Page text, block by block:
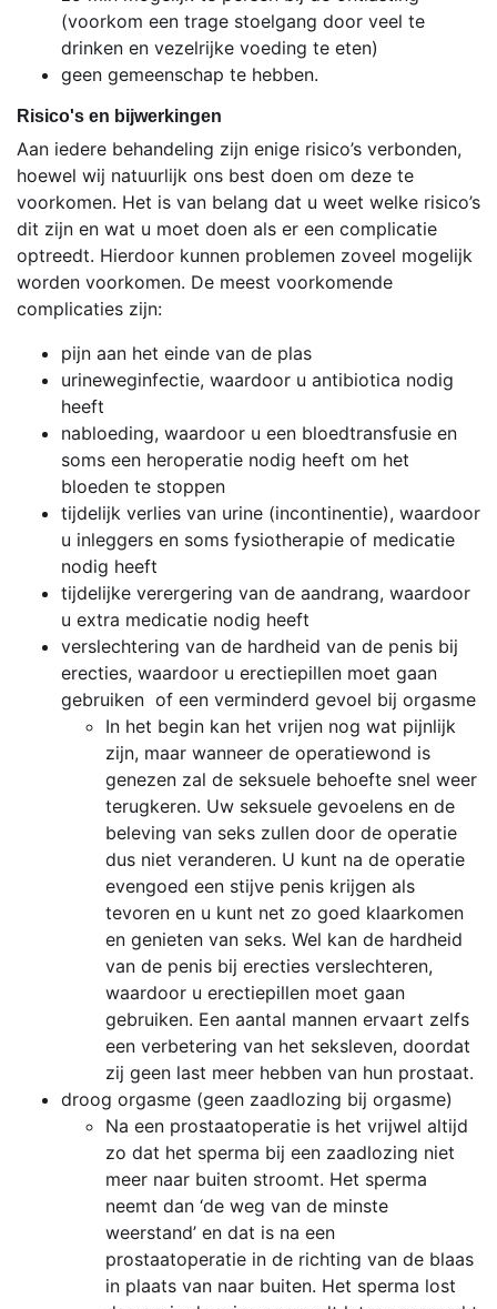
(voorkom een trage stoelgang door veel te
drinken en vezelrijke voeding te eten)
geen gemeenschap te hebben.
Risico's en bijwerkingen
Aan iedere behandeling zijn enige risico’s verbonden,
hoewel wij natuurlijk ons best doen om deze te
voorkomen. Het is van belang dat u weet welke risico’s
dit zijn en wat u moet doen als er een complicatie
optreedt. Hierdoor kunnen problemen zoveel mogelijk
worden voorkomen. De meest voorkomende
complicaties zijn:
pijn aan het einde van de plas
urineweginfectie, waardoor u antibiotica nodig
heeft
nabloeding, waardoor u een bloedtransfusie en
soms een heroperatie nodig heeft om het
bloeden te stoppen
tijdelijk verlies van urine (incontinentie), waardoor
u inleggers en soms fysiotherapie of medicatie
nodig heeft
tijdelijke verergering van de aandrang, waardoor
u extra medicatie nodig heeft
verslechtering van de hardheid van de penis bij
erecties, waardoor u erectiepillen moet gaan
gebruiken of een verminderd gevoel bij orgasme
In het begin kan het vrijen nog wat pijnlijk
zijn, maar wanneer de operatiewond is
genezen zal de seksuele behoefte snel weer
terugkeren. Uw seksuele gevoelens en de
beleving van seks zullen door de operatie
dus niet veranderen. U kunt na de operatie
evengoed een stijve penis krijgen als
tevoren en u kunt net zo goed klaarkomen
en genieten van seks. Wel kan de hardheid
van de penis bij erecties verslechteren,
waardoor u erectiepillen moet gaan
gebruiken. Een aantal mannen ervaart zelfs
een verbetering van het seksleven, doordat
zij geen last meer hebben van hun prostaat.
droog orgasme (geen zaadlozing bij orgasme)
Na een prostaatoperatie is het vrijwel altijd
zo dat het sperma bij een zaadlozing niet
meer naar buiten stroomt. Het sperma
neemt dan ‘de weg van de minste
weerstand’ en dat is na een
prostaatoperatie in de richting van de blaas
in plaats van naar buiten. Het sperma lost